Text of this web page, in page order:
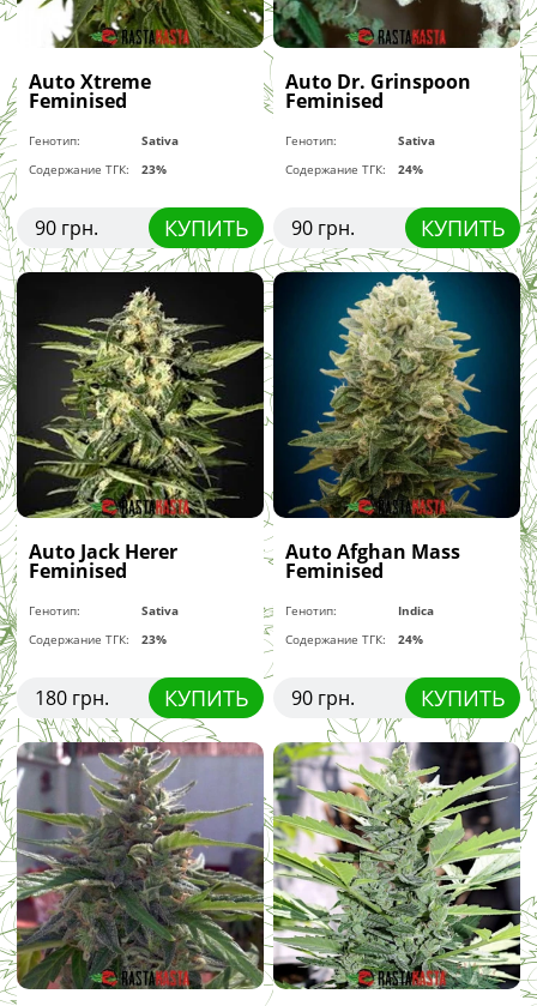
Auto Xtreme
Feminised
Генотип:
Sativa
Содержание ТГК:
23%
90 грн. КУПИТЬ
Auto Dr. Grinspoon
Feminised
Генотип:
Sativa
Содержание ТГК:
24%
90 грн. КУПИТЬ
Auto Jack Herer
Feminised
Генотип:
Sativa
Содержание ТГК:
23%
180 грн. КУПИТЬ
Auto Afghan Mass
Feminised
Генотип:
Indica
Содержание ТГК:
24%
90 грн. КУПИТЬ